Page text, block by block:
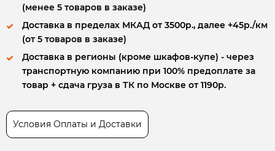
(менее 5 товаров в заказе)
Доставка в пределах МКАД от 3500р., далее +45р./км
(от 5 товаров в заказе)
Доставка в регионы (кроме шкафов-купе) - через
транспортную компанию при 100% предоплате за
товар + сдача груза в ТК по Москве от 1190р.
Условия Оплаты и Доставки